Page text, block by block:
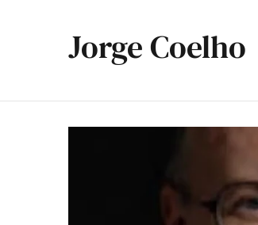
Jorge Coelho